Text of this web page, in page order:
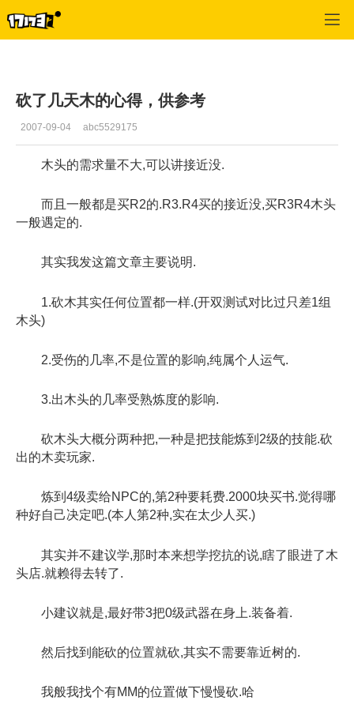
砍了几天木的心得，供参考
2007-09-04 abc5529175
木头的需求量不大,可以讲接近没.
而且一般都是买R2的.R3.R4买的接近没,买R3R4木头
一般遇定的.
其实我发这篇文章主要说明.
1.砍木其实任何位置都一样.(开双测试对比过只差1组
木头)
2.受伤的几率,不是位置的影响,纯属个人运气.
3.出木头的几率受熟炼度的影响.
砍木头大概分两种把,一种是把技能炼到2级的技能.砍
出的木卖玩家.
炼到4级卖给NPC的,第2种要耗费.2000块买书.觉得哪
种好自己决定吧.(本人第2种,实在太少人买.)
其实并不建议学,那时本来想学挖抗的说,瞎了眼进了木
头店.就赖得去转了.
小建议就是,最好带3把0级武器在身上.装备着.
然后找到能砍的位置就砍,其实不需要靠近树的.
我般我找个有MM的位置做下慢慢砍.哈